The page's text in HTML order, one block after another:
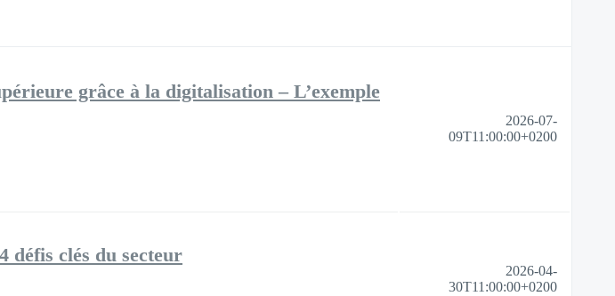
grâce à la digitalisation – L’exemple
2026-07-
09T11:00:00+0200
défis clés du secteur
2026-04-
30T11:00:00+0200